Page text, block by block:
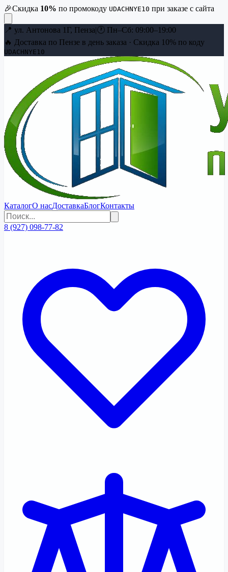
🎉Скидка 10% по промокоду UDACHNYE10 при заказе с сайта
📍 ул. Антонова 1Г, Пенза|🕐 Пн–Сб: 09:00–19:00
🔥 Доставка по Пензе в день заказа · Скидка 10% по коду
UDACHNYE10
КаталогО насДоставкаБлогКонтакты
8 (927) 098-77-82